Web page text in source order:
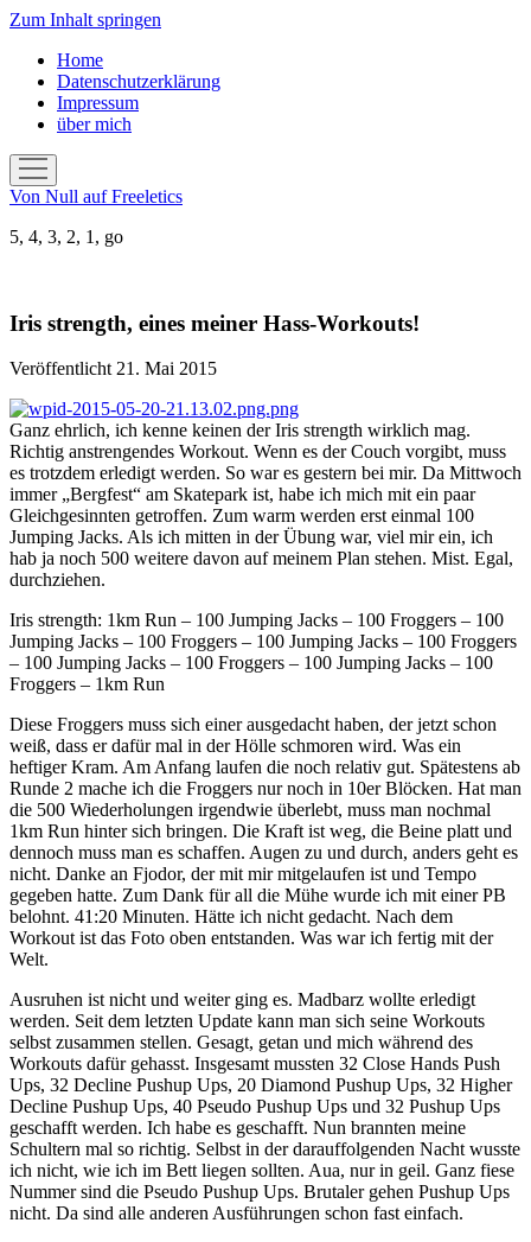
Zum Inhalt springen
Home
Datenschutzerklärung
Impressum
über mich
Menü
öffnen
Von Null auf Freeletics
5, 4, 3, 2, 1, go
Iris strength, eines meiner Hass-Workouts!
Veröffentlicht 21. Mai 2015
Ganz ehrlich, ich kenne keinen der Iris strength wirklich mag.
Richtig anstrengendes Workout. Wenn es der Couch vorgibt, muss
es trotzdem erledigt werden. So war es gestern bei mir. Da Mittwoch
immer „Bergfest“ am Skatepark ist, habe ich mich mit ein paar
Gleichgesinnten getroffen. Zum warm werden erst einmal 100
Jumping Jacks. Als ich mitten in der Übung war, viel mir ein, ich
hab ja noch 500 weitere davon auf meinem Plan stehen. Mist. Egal,
durchziehen.
Iris strength: 1km Run – 100 Jumping Jacks – 100 Froggers – 100
Jumping Jacks – 100 Froggers – 100 Jumping Jacks – 100 Froggers
– 100 Jumping Jacks – 100 Froggers – 100 Jumping Jacks – 100
Froggers – 1km Run
Diese Froggers muss sich einer ausgedacht haben, der jetzt schon
weiß, dass er dafür mal in der Hölle schmoren wird. Was ein
heftiger Kram. Am Anfang laufen die noch relativ gut. Spätestens ab
Runde 2 mache ich die Froggers nur noch in 10er Blöcken. Hat man
die 500 Wiederholungen irgendwie überlebt, muss man nochmal
1km Run hinter sich bringen. Die Kraft ist weg, die Beine platt und
dennoch muss man es schaffen. Augen zu und durch, anders geht es
nicht. Danke an Fjodor, der mit mir mitgelaufen ist und Tempo
gegeben hatte. Zum Dank für all die Mühe wurde ich mit einer PB
belohnt. 41:20 Minuten. Hätte ich nicht gedacht. Nach dem
Workout ist das Foto oben entstanden. Was war ich fertig mit der
Welt.
Ausruhen ist nicht und weiter ging es. Madbarz wollte erledigt
werden. Seit dem letzten Update kann man sich seine Workouts
selbst zusammen stellen. Gesagt, getan und mich während des
Workouts dafür gehasst. Insgesamt mussten 32 Close Hands Push
Ups, 32 Decline Pushup Ups, 20 Diamond Pushup Ups, 32 Higher
Decline Pushup Ups, 40 Pseudo Pushup Ups und 32 Pushup Ups
geschafft werden. Ich habe es geschafft. Nun brannten meine
Schultern mal so richtig. Selbst in der darauffolgenden Nacht wusste
ich nicht, wie ich im Bett liegen sollten. Aua, nur in geil. Ganz fiese
Nummer sind die Pseudo Pushup Ups. Brutaler gehen Pushup Ups
nicht. Da sind alle anderen Ausführungen schon fast einfach.